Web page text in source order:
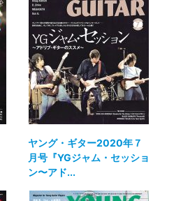
ヤング・ギター2020年７
月号『YGジャム・セッショ
ン〜アド...